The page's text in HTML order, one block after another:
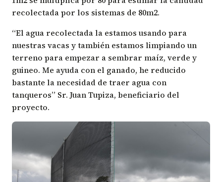
recolectada por los sistemas de 80m2.
“El agua recolectada la estamos usando para
nuestras vacas y también estamos limpiando un
terreno para empezar a sembrar maíz, verde y
guineo. Me ayuda con el ganado, he reducido
bastante la necesidad de traer agua con
tanqueros” Sr. Juan Tupiza, beneficiario del
proyecto.